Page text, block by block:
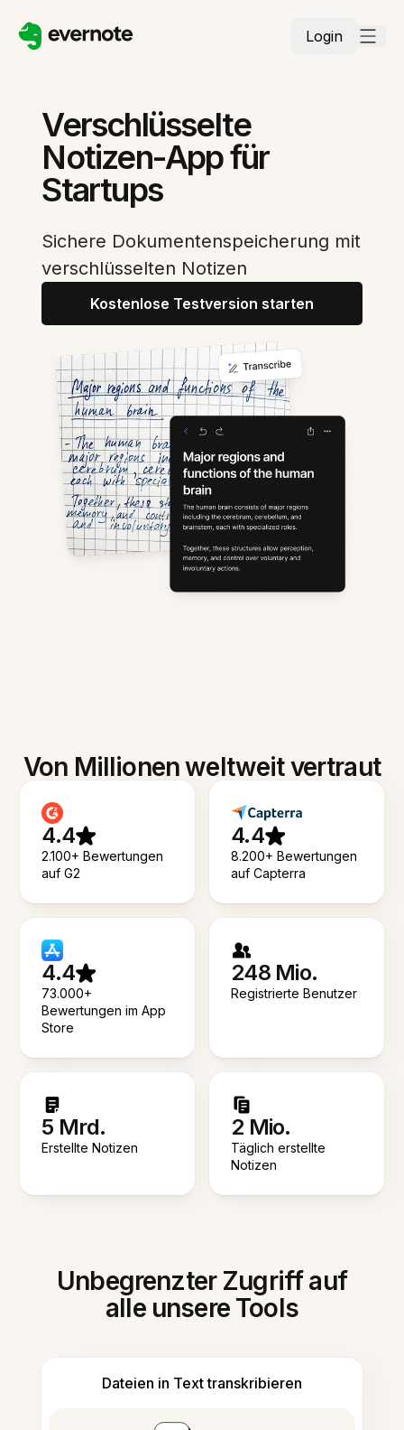
Login
Verschlüsselte
Notizen-App für
Startups
Sichere Dokumentenspeicherung mit
verschlüsselten Notizen
Kostenlose Testversion starten
Von Millionen weltweit vertraut
4.4
2.100+ Bewertungen
auf G2
4.4
8.200+ Bewertungen
auf Capterra
4.4
73.000+
Bewertungen im App
Store
248 Mio.
Registrierte Benutzer
5 Mrd.
Erstellte Notizen
2 Mio.
Täglich erstellte
Notizen
Unbegrenzter Zugriff auf
alle unsere Tools
Dateien in Text transkribieren